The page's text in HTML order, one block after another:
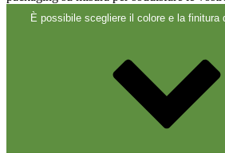
È possibile scegliere il colore e la finitura